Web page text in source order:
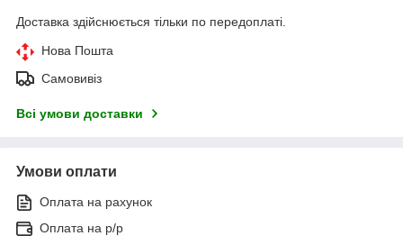
Доставка здійснюється тільки по передоплаті.
Нова Пошта
Самовивіз
Всі умови доставки
Умови оплати
Оплата на рахунок
Оплата на р/р